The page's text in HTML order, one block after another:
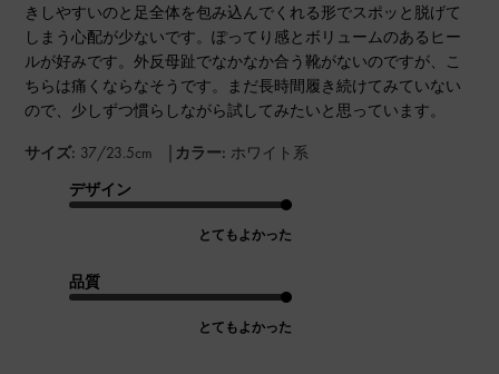
きしやすいのと足全体を包み込んでくれる形でスポッと脱げて
しまう心配が少ないです。ぽってり感とボリュームのあるヒー
ルが好みです。外反母趾でなかなか合う靴がないのですが、こ
ちらは痛くならなそうです。まだ長時間履き続けてみていない
ので、少しずつ慣らしながら試してみたいと思っています。
サイズ: 37/23.5cm | カラー: ホワイト系
デザイン
とてもよかった
品質
とてもよかった